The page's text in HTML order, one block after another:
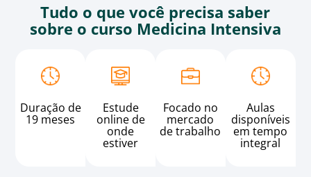
Tudo o que você precisa saber
sobre o curso Medicina Intensiva
Duração de
19 meses
Estude
online de
onde
estiver
Focado no
mercado
de trabalho
Aulas
disponíveis
em tempo
integral